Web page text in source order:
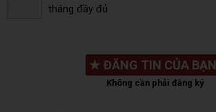
tháng đầy đủ
★ ĐĂNG TIN CỦA BẠN
Không cần phải đăng ký